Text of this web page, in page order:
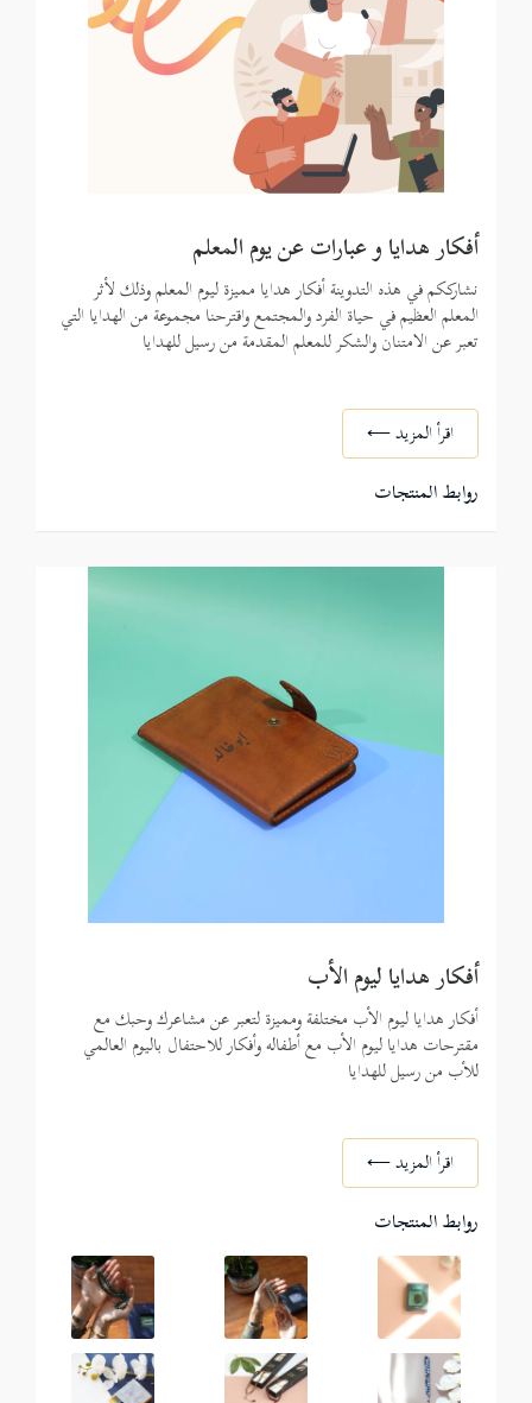
أفكار هدايا و عبارات عن يوم المعلم
نشارككم في هذه التدوينة أفكار هدايا مميزة ليوم المعلم وذلك لأثر
المعلم العظيم في حياة الفرد والمجتمع واقترحنا مجموعة من الهدايا التي
تعبر عن الامتنان والشكر للمعلم المقدمة من رسيل للهدايا
اقرأ المزيد ⟵
روابط المنتجات
أفكار هدايا ليوم الأب
أفكار هدايا ليوم الأب مختلفة ومميزة لتعبر عن مشاعرك وحبك مع
مقترحات هدايا ليوم الأب مع أطفاله وأفكار للاحتفال باليوم العالمي
للأب من رسيل للهدايا
اقرأ المزيد ⟵
روابط المنتجات